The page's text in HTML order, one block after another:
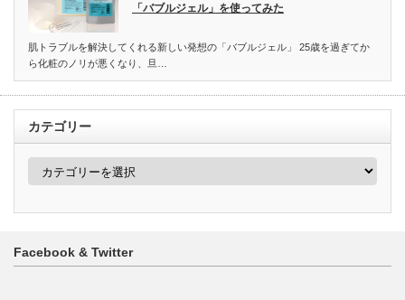
「バブルジェル」を使ってみた
肌トラブルを解決してくれる新しい発想の「バブルジェル」 25歳を過ぎてか
ら化粧のノリが悪くなり、旦…
カテゴリー
カ
ー
Facebook & Twitter